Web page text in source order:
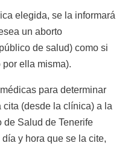
elegida, se la informará
un aborto
de salud) como si
ella misma).
para determinar
(desde la clínica) a la
Salud de Tenerife
y hora que se la cite,